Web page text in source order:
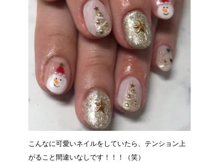
こんなに可愛いネイルをしていたら、テンション上
がること間違いなしです！！！（笑）